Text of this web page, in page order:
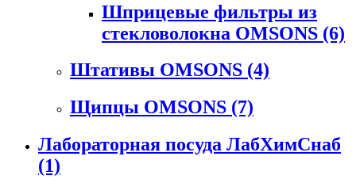
Шприцевые фильтры из
стекловолокна OMSONS (6)
Штативы OMSONS (4)
Щипцы OMSONS (7)
Лабораторная посуда ЛабХимСнаб
(1)